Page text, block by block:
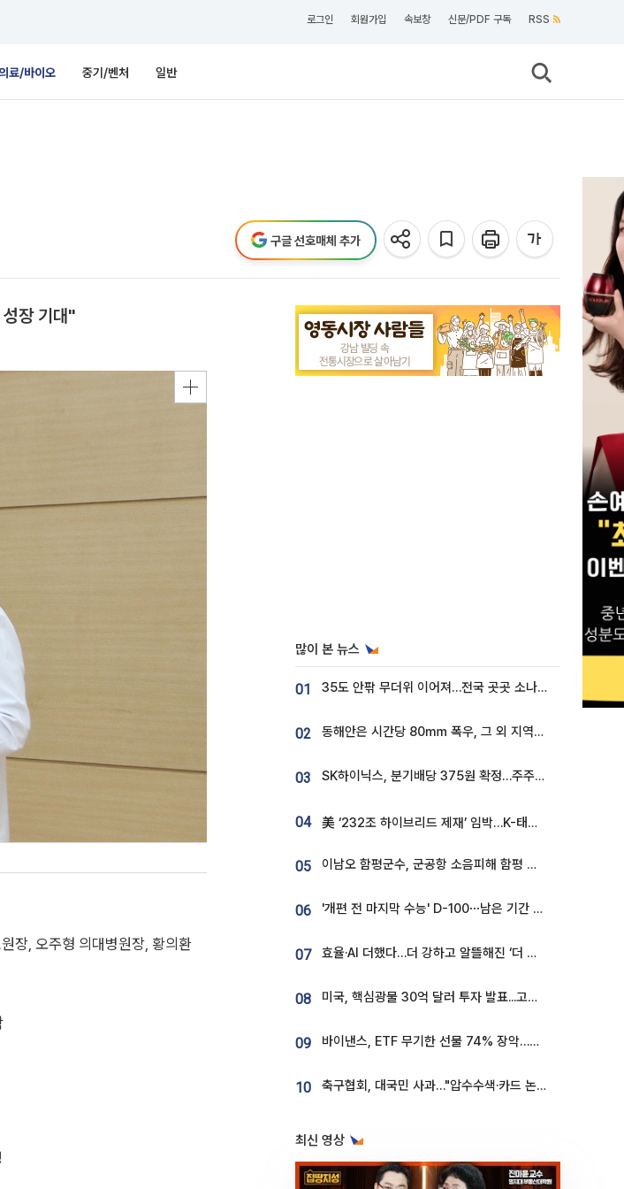
로그인 회원가입 속보창 신문/PDF 구독 RSS
료/바이오 중기/벤처 일반
구글 선호매체 추가
장 기대"
장, 오주형 의대병원장, 황의환
많이 본 뉴스
01 35도 안팎 무더위 이어져…전국 곳곳 소나기 [오늘 날씨]
02 동해안은 시간당 80㎜ 폭우, 그 외 지역은 폭염…‘극과 극 날씨’
03 SK하이닉스, 분기배당 375원 확정…주주환원책 9월로 앞당겨 발표
04 美 ‘232조 하이브리드 제재’ 임박…K-태양광, 불확실성 털고 날개 다나
05 이남오 함평군수, 군공항 소음피해 함평 보상 요구
06 '개편 전 마지막 수능' D-100⋯남은 기간 성적 올릴 전략은
07 효율·AI 더했다…더 강하고 알뜰해진 ‘더 뉴 그랜저 하이브리드’ [ET의 모빌리티]
08 미국, 핵심광물 30억 달러 투자 발표...고려아연 대미투자 언급
09 바이낸스, ETF 무기한 선물 74% 장악…한국 레버리지 ETF 거래 급증 [e가상자산]
10 축구협회, 대국민 사과…"압수수색·카드 논란 사죄, 강도 높은 쇄신"
최신 영상